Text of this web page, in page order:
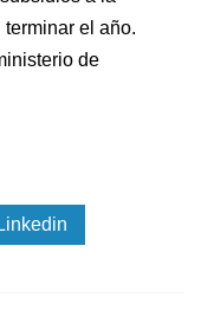
el año.
de
Linkedin